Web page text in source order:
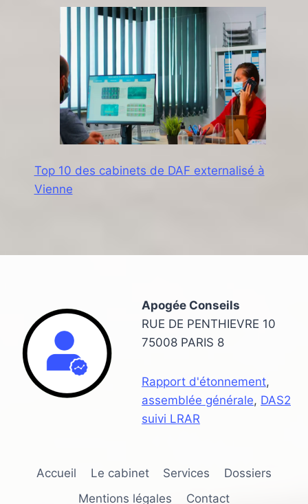
Top 10 des cabinets de DAF externalisé à
Vienne
Apogée Conseils
RUE DE PENTHIEVRE 10
75008 PARIS 8
Rapport d'étonnement,
assemblée générale, DAS2
suivi LRAR
Accueil Le cabinet Services
Dossiers
Mentions légales
Contact